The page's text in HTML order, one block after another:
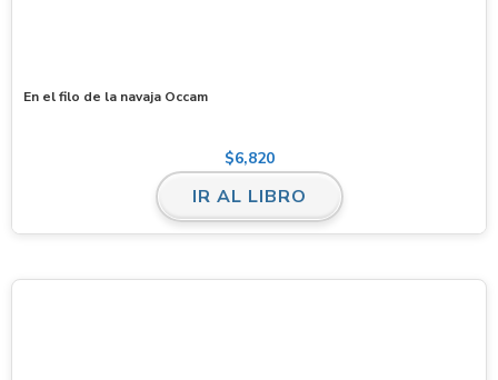
En el filo de la navaja Occam
$6,820
IR AL LIBRO